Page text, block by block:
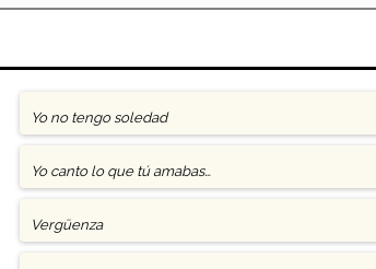
Yo no tengo soledad
Yo canto lo que tú amabas…
Vergüenza